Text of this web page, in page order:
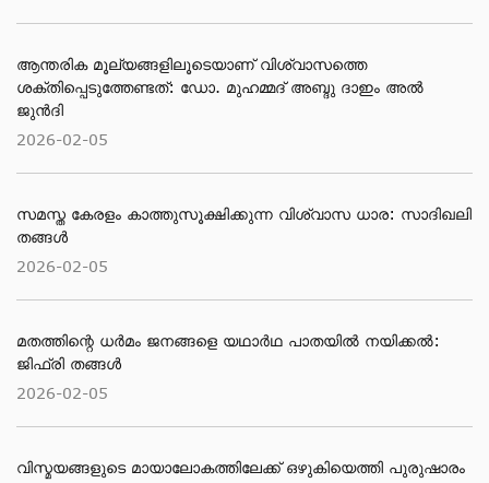
ആന്തരിക മൂല്യങ്ങളിലൂടെയാണ് വിശ്വാസത്തെ
ശക്തിപ്പെടുത്തേണ്ടത്: ഡോ. മുഹമ്മദ് അബ്ദു ദാഇം അല്‍
ജുന്‍ദി
2026-02-05
സമസ്ത കേരളം കാത്തുസൂക്ഷിക്കുന്ന വിശ്വാസ ധാര: സാദിഖലി
തങ്ങൾ
2026-02-05
മതത്തിന്റെ ധര്‍മം ജനങ്ങളെ യഥാര്‍ഥ പാതയില്‍ നയിക്കല്‍:
ജിഫ്‌രി തങ്ങള്‍
2026-02-05
വിസ്മയങ്ങളുടെ മായാലോകത്തിലേക്ക് ഒഴുകിയെത്തി പുരുഷാരം